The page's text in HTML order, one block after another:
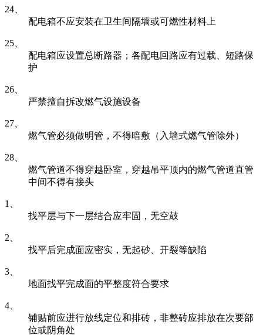
24、
配电箱不应安装在卫生间隔墙或可燃性材料上
25、
配电箱应设置总断路器；各配电回路应有过载、短路保
护
26、
严禁擅自拆改燃气设施设备
27、
燃气管必须做明管，不得暗敷（入墙式燃气管除外）
28、
燃气管道不得穿越卧室，穿越吊平顶内的燃气管道直管
中间不得有接头
1、
找平层与下一层结合应牢固，无空鼓
2、
找平后完成面应密实，无起砂、开裂等缺陷
3、
地面找平完成面的平整度符合要求
4、
铺贴前应进行放线定位和排砖，非整砖应排放在次要部
位或阴角处